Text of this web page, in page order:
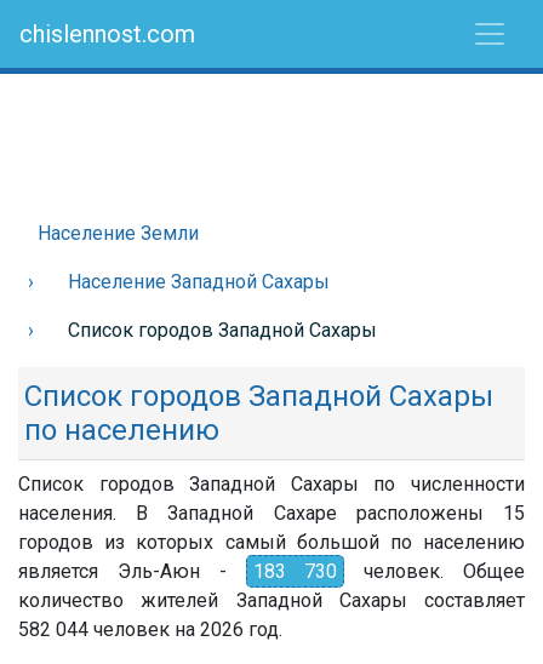
chislennost.com
Население Земли
Население Западной Сахары
Список городов Западной Сахары
Список городов Западной Сахары
по населению
Список городов Западной Сахары по численности
населения. В Западной Сахаре расположены 15
городов из которых самый большой по населению
является Эль-Аюн -
183 730
человек. Общее
количество жителей Западной Сахары составляет
582 044 человек на 2026 год.